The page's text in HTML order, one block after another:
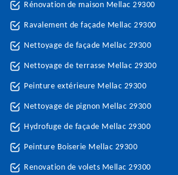
Rénovation de maison Mellac 29300
Ravalement de façade Mellac 29300
Nettoyage de façade Mellac 29300
Nettoyage de terrasse Mellac 29300
Peinture extérieure Mellac 29300
Nettoyage de pignon Mellac 29300
Hydrofuge de façade Mellac 29300
Peinture Boiserie Mellac 29300
Renovation de volets Mellac 29300